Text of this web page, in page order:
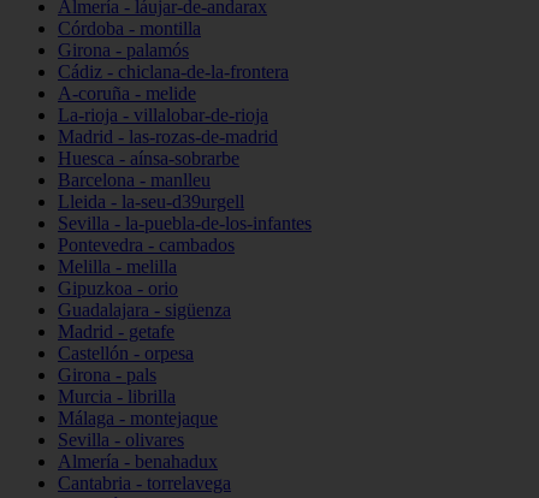
Almería - láujar-de-andarax
Córdoba - montilla
Girona - palamós
Cádiz - chiclana-de-la-frontera
A-coruña - melide
La-rioja - villalobar-de-rioja
Madrid - las-rozas-de-madrid
Huesca - aínsa-sobrarbe
Barcelona - manlleu
Lleida - la-seu-d39urgell
Sevilla - la-puebla-de-los-infantes
Pontevedra - cambados
Melilla - melilla
Gipuzkoa - orio
Guadalajara - sigüenza
Madrid - getafe
Castellón - orpesa
Girona - pals
Murcia - librilla
Málaga - montejaque
Sevilla - olivares
Almería - benahadux
Cantabria - torrelavega